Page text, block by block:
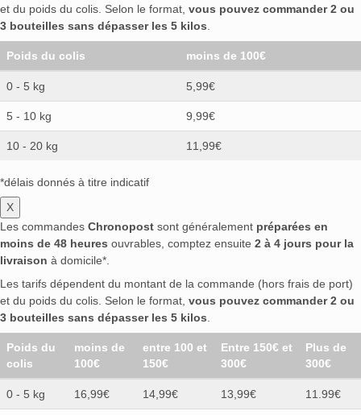
et du poids du colis. Selon le format, vous pouvez commander 2 ou
3 bouteilles sans dépasser les 5 kilos.
Poids du colis moins de 100€
0 - 5 kg 5,99€
5 - 10 kg 9,99€
10 - 20 kg 11,99€
*délais donnés à titre indicatif
X
Les commandes Chronopost sont généralement préparées en
moins de 48 heures ouvrables, comptez ensuite 2 à 4 jours pour la
livraison à domicile*.
Les tarifs dépendent du montant de la commande (hors frais de port)
et du poids du colis. Selon le format, vous pouvez commander 2 ou
3 bouteilles sans dépasser les 5 kilos.
Poids du
colis
moins de
100€
entre 100 et
150€
Entre 150€ et
300€
Plus de
300€
0 - 5 kg 16,99€ 14,99€ 13,99€ 11.99€